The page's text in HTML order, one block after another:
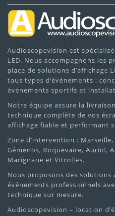
Audioscopevision est
LED. Nous accompagnons les
place de solutions d’affichage
tous types d’événements :
événements sportifs et
Notre équipe assure la
technique complète de vos
affichage fiable et performant
Zone d’intervention :
Gémenos, Roquevaire, Auriol,
Marignane et Vitrolles.
Nous proposons des solutions
événements professionnels
technique sur mesure.
Audioscopevision – location